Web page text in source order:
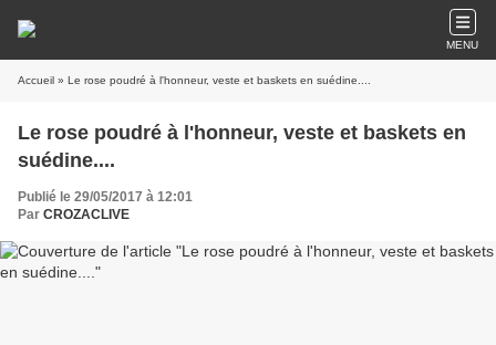
MENU
Accueil » Le rose poudré à l'honneur, veste et baskets en suédine....
Le rose poudré à l'honneur, veste et baskets en
suédine....
Publié le 29/05/2017 à 12:01
Par CROZACLIVE